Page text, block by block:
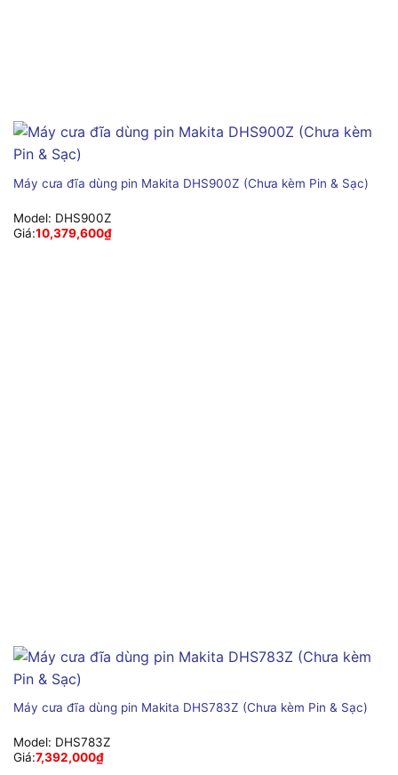
Máy cưa đĩa dùng pin Makita DHS900Z (Chưa kèm Pin & Sạc)
Model: DHS900Z
Giá:10,379,600₫
Máy cưa đĩa dùng pin Makita DHS783Z (Chưa kèm Pin & Sạc)
Model: DHS783Z
Giá:7,392,000₫